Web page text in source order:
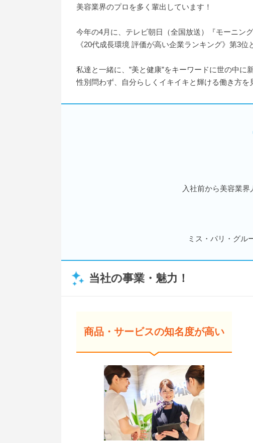
美容業界のプロを多く輩出しています！
今年の4月に、テレビ朝日（全国放送）『モーニン
《20代成長環境 評価が高い企業ランキング》第3位
私達と一緒に、”美と健康”をキーワードに世の中に
性別問わず、自分らしくイキイキと輝ける働き方
入社前から美容業界
ミス・パリ・グル
当社の事業・魅力！
商品・サービスの知名度が高い